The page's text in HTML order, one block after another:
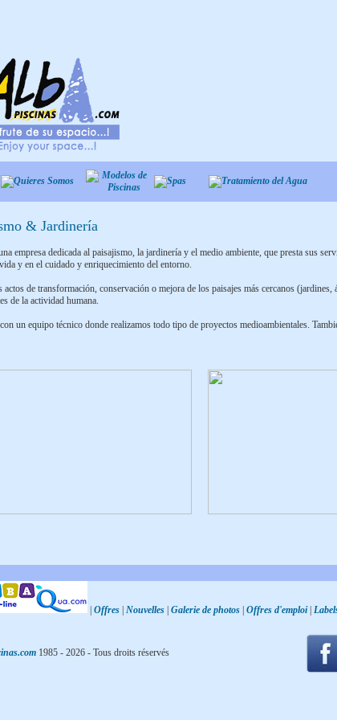
& Jardinería
empresa dedicada al paisajismo, la jardinería y el medio ambiente, que presta sus
y en el cuidado y enriquecimiento del entorno.
actos de transformación, conservación o mejora de los paisajes más cercanos
de la actividad humana.
un equipo técnico donde realizamos todo tipo de proyectos medioambientales.
Offres Nouvelles Galerie de photos Offres d'emploi|
1985 - 2026 - Tous droits réservés